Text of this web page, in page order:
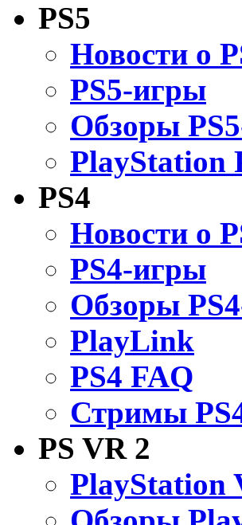
PS5
Новости о
PS5-игры
Обзоры
PlayStation
PS4
Новости о
PS4-игры
Обзоры
PlayLink
PS4 FAQ
Стримы
PS VR 2
PlayStation